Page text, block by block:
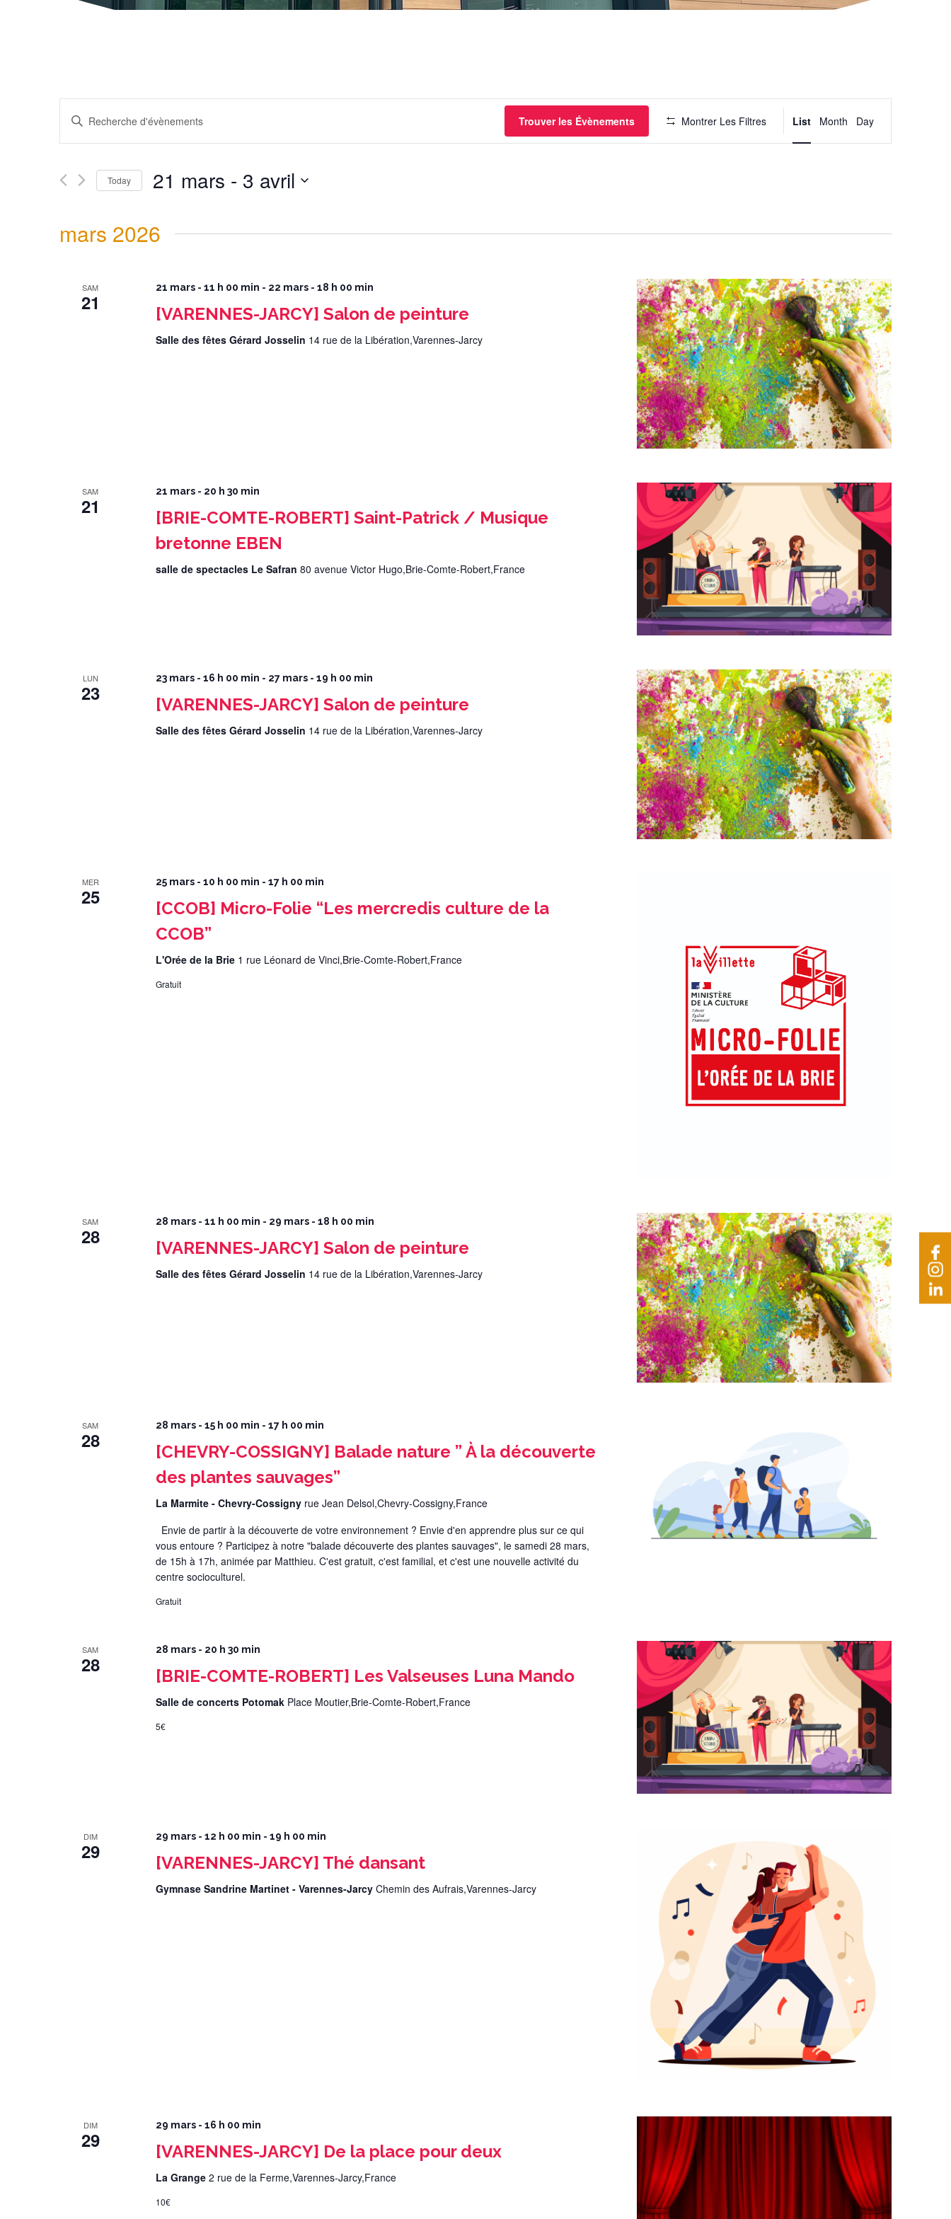
Recherche
Évènements
Search
Évènements
Trouver les Évènements Montrer Les Filtres
Navigation
List Month Day
Today 21 mars - 3 avril
mars 2026
SAM
21
21 mars - 11 h 00 min - 22 mars - 18 h 00 min
[VARENNES-JARCY] Salon de peinture
Salle des fêtes Gérard Josselin 14 rue de la Libération,Varennes-Jarcy
SAM
21
21 mars - 20 h 30 min
[BRIE-COMTE-ROBERT] Saint-Patrick / Musique
bretonne EBEN
salle de spectacles Le Safran 80 avenue Victor Hugo,Brie-Comte-Robert,France
LUN
23
23 mars - 16 h 00 min - 27 mars - 19 h 00 min
[VARENNES-JARCY] Salon de peinture
Salle des fêtes Gérard Josselin 14 rue de la Libération,Varennes-Jarcy
MER
25
25 mars - 10 h 00 min - 17 h 00 min
[CCOB] Micro-Folie “Les mercredis culture de la
CCOB”
L'Orée de la Brie 1 rue Léonard de Vinci,Brie-Comte-Robert,France
Gratuit
SAM
28
28 mars - 11 h 00 min - 29 mars - 18 h 00 min
[VARENNES-JARCY] Salon de peinture
Salle des fêtes Gérard Josselin 14 rue de la Libération,Varennes-Jarcy
SAM
28
28 mars - 15 h 00 min - 17 h 00 min
[CHEVRY-COSSIGNY] Balade nature ” À la découverte
des plantes sauvages”
La Marmite - Chevry-Cossigny rue Jean Delsol,Chevry-Cossigny,France
Envie de partir à la découverte de votre environnement ? Envie d'en apprendre plus sur ce qui
vous entoure ? Participez à notre "balade découverte des plantes sauvages", le samedi 28 mars,
de 15h à 17h, animée par Matthieu. C'est gratuit, c'est familial, et c'est une nouvelle activité du
centre socioculturel.
Gratuit
SAM
28
28 mars - 20 h 30 min
[BRIE-COMTE-ROBERT] Les Valseuses Luna Mando
Salle de concerts Potomak Place Moutier,Brie-Comte-Robert,France
5€
DIM
29
29 mars - 12 h 00 min - 19 h 00 min
[VARENNES-JARCY] Thé dansant
Gymnase Sandrine Martinet - Varennes-Jarcy Chemin des Aufrais,Varennes-Jarcy
DIM
29
29 mars - 16 h 00 min
[VARENNES-JARCY] De la place pour deux
La Grange 2 rue de la Ferme,Varennes-Jarcy,France
10€